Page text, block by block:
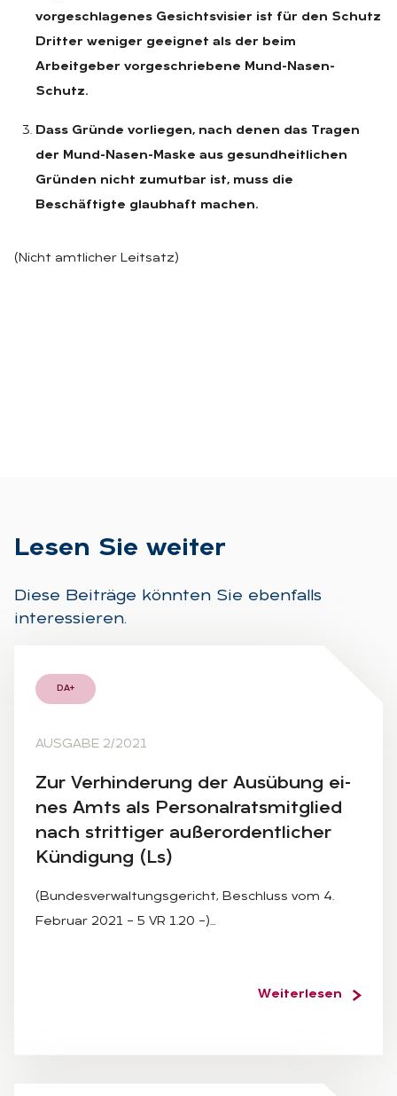
vorgeschlagenes Gesichtsvisier ist für den Schutz
Dritter weniger geeignet als der beim
Arbeitgeber vorgeschriebene Mund-Nasen-
Schutz.
Dass Gründe vorliegen, nach denen das Tragen
der Mund-Nasen-Maske aus gesundheitlichen
Gründen nicht zumutbar ist, muss die
Beschäftigte glaubhaft machen.
(Nicht amtlicher Leitsatz)
Le­sen Sie wei­ter
Diese Beiträge könnten Sie ebenfalls
interessieren.
DA+
AUSGABE 2/2021
Zur Ver­hin­de­rung der Aus­übung ei­
nes Amts als Per­so­nal­rats­mit­glied
nach strit­ti­ger au­ßer­or­dent­li­cher
Kün­di­gung (Ls)
(Bundesverwaltungsgericht, Beschluss vom 4.
Februar 2021 – 5 VR 1.20 –)…
Weiterlesen